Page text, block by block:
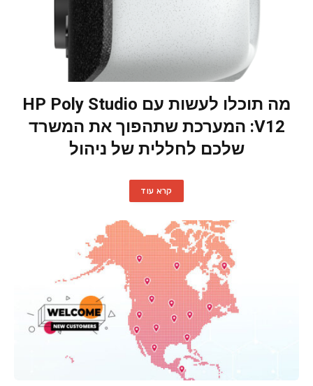
מה תוכלו לעשות עם HP Poly Studio
V12: המערכת שתהפוך את המשרד
שלכם לחללית של ניהול
קרא עוד